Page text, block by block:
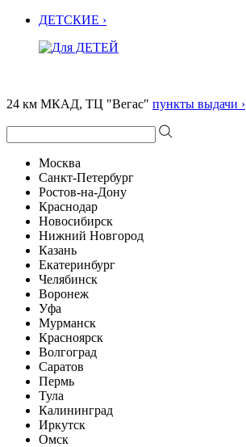
ДЕТСКИЕ ›
24 км МКАД, ТЦ "Вегас" пункты выдачи ›
Москва
Санкт-Петербург
Ростов-на-Дону
Краснодар
Новосибирск
Нижний Новгород
Казань
Екатеринбург
Челябинск
Воронеж
Уфа
Мурманск
Красноярск
Волгоград
Саратов
Пермь
Тула
Калининград
Иркутск
Омск